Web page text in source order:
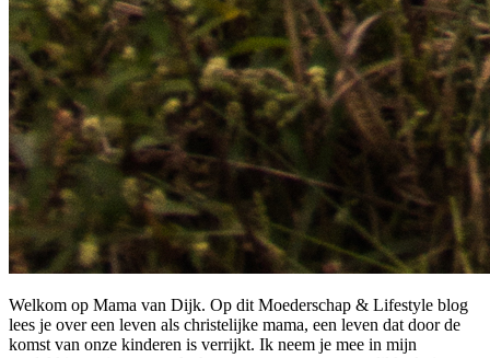
Welkom op Mama van Dijk. Op dit Moederschap & Lifestyle blog
lees je over een leven als christelijke mama, een leven dat door de
komst van onze kinderen is verrijkt. Ik neem je mee in mijn